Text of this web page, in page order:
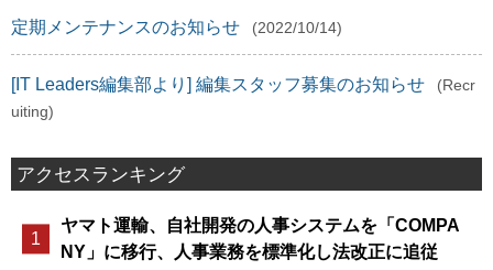
定期メンテナンスのお知らせ (2022/10/14)
[IT Leaders編集部より] 編集スタッフ募集のお知らせ
(Recr
uiting)
アクセスランキング
ヤマト運輸、自社開発の人事システムを「COMPA
NY」に移行、人事業務を標準化し法改正に追従